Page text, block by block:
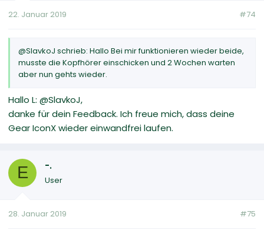
22. Januar 2019 #74
@SlavkoJ schrieb: Hallo Bei mir funktionieren wieder beide,
musste die Kopfhörer einschicken und 2 Wochen warten
aber nun gehts wieder.
Hallo L: @SlavkoJ,
danke für dein Feedback. Ich freue mich, dass deine
Gear IconX wieder einwandfrei laufen.
E -.
User
28. Januar 2019 #75